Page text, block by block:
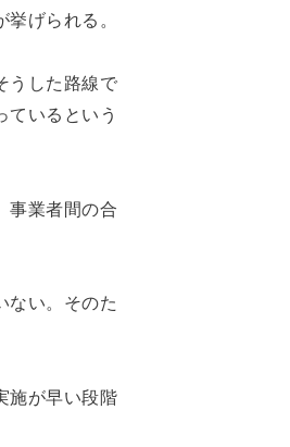
げられる。
うした路線で
ているという
事業者間の合
ない。そのた
施が早い段階